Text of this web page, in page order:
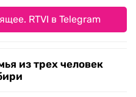
RTVI в Telegram
из трех человек